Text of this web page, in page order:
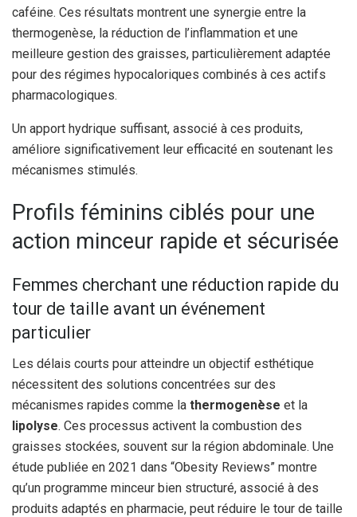
caféine. Ces résultats montrent une synergie entre la
thermogenèse, la réduction de l’inflammation et une
meilleure gestion des graisses, particulièrement adaptée
pour des régimes hypocaloriques combinés à ces actifs
pharmacologiques.
Un apport hydrique suffisant, associé à ces produits,
améliore significativement leur efficacité en soutenant les
mécanismes stimulés.
Profils féminins ciblés pour une
action minceur rapide et sécurisée
Femmes cherchant une réduction rapide du
tour de taille avant un événement
particulier
Les délais courts pour atteindre un objectif esthétique
nécessitent des solutions concentrées sur des
mécanismes rapides comme la thermogenèse et la
lipolyse. Ces processus activent la combustion des
graisses stockées, souvent sur la région abdominale. Une
étude publiée en 2021 dans “Obesity Reviews” montre
qu’un programme minceur bien structuré, associé à des
produits adaptés en pharmacie, peut réduire le tour de taille